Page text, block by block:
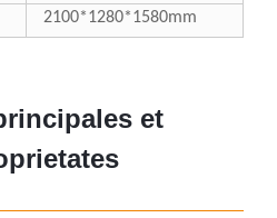
2100*1280*1580mm
et